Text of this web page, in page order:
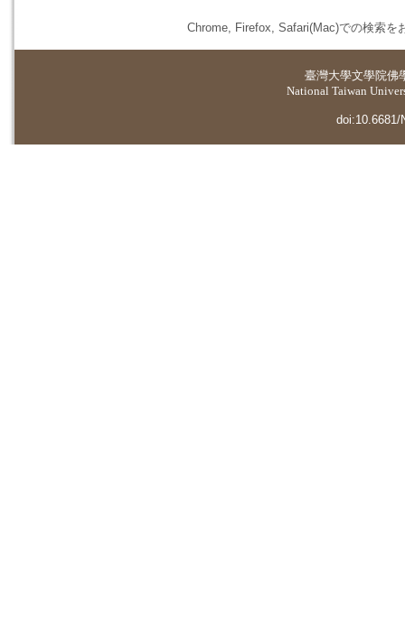
Chrome, Firefox, Safari(Mac)での検索を
臺灣大學文學院佛
National Taiwan
doi:10.6681/